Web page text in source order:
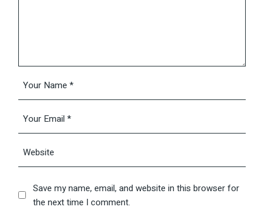
Save my name, email, and website in this browser for
the next time I comment.